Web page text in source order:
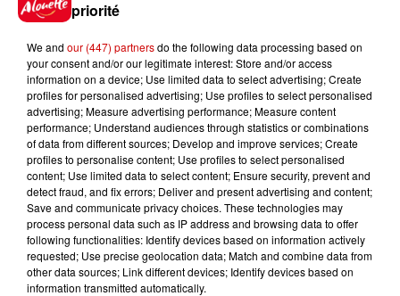
Gagnez vos entrées pour le
Musée du Sport Automobile au
Mans !
Alouette vous invite à
Futuroscope Xperiences !
priorité
We and our (447) partnersdo the following data processing based on
your consent and/or our legitimate interest: Store and/or access
information on a device; Use limited data to select advertising; Create
profiles for personalised advertising; Use profiles to select personalised
advertising; Measure advertising performance; Measure content
performance; Understand audiences through statistics or combinations
of data from different sources; Develop and improve services; Create
profiles to personalise content; Use profiles to select personalised
content; Use limited data to select content; Ensure security, prevent and
detect fraud, and fix errors; Deliver and present advertising and content;
Save and communicate privacy choices. These technologies may
process personal data such as IP address and browsing data to offer
following functionalities: Identify devices based on information actively
requested; Use precise geolocation data; Match and combine data from
other data sources; Link different devices; Identify devices based on
information transmitted automatically.